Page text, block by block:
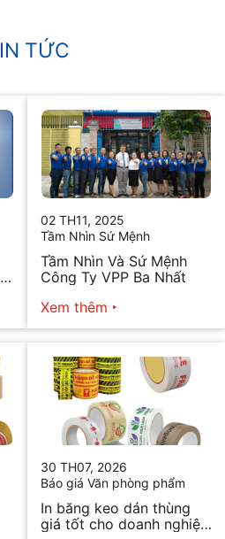
TỨC
02 TH11, 2025
Tầm Nhìn Sứ Mệnh
Tầm Nhìn Và Sứ Mệnh
Công Ty VPP Ba Nhất
Xem thêm
30 TH07, 2026
Báo giá Văn phòng phẩm
In băng keo dán thùng
giá tốt cho doanh nghiệp